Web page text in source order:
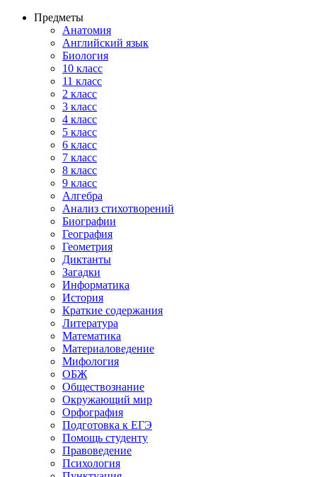
Предметы
Анатомия
Английский язык
Биология
10 класс
11 класс
2 класс
3 класс
4 класс
5 класс
6 класс
7 класс
8 класс
9 класс
Алгебра
Анализ стихотворений
Биографии
География
Геометрия
Диктанты
Загадки
Информатика
История
Краткие содержания
Литература
Математика
Материаловедение
Мифология
ОБЖ
Обществознание
Окружающий мир
Орфография
Подготовка к ЕГЭ
Помощь студенту
Правоведение
Психология